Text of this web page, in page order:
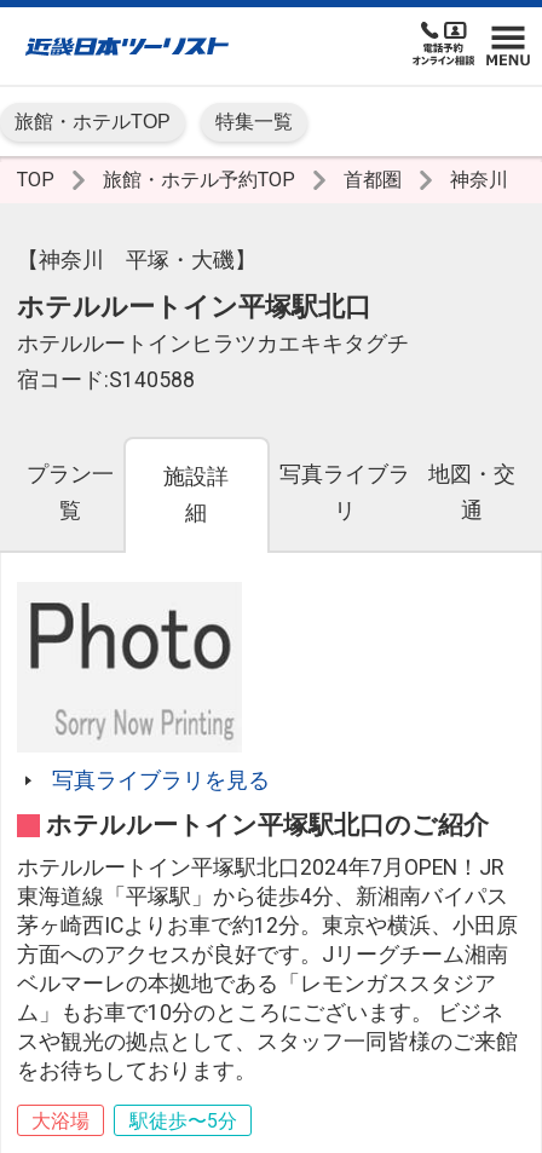
旅館・ホテルTOP 特集一覧
TOP 旅館・ホテル予約TOP 首都圏 神奈川
【神奈川 平塚・大磯】
ホテルルートイン平塚駅北口
ホテルルートインヒラツカエキキタグチ
宿コード:S140588
プラン一
覧
施設詳
細
写真ライブラ
リ
地図・交
通
写真ライブラリを見る
ホテルルートイン平塚駅北口のご紹介
ホテルルートイン平塚駅北口2024年7月OPEN！JR
東海道線「平塚駅」から徒歩4分、新湘南バイパス
茅ヶ崎西ICよりお車で約12分。東京や横浜、小田原
方面へのアクセスが良好です。Jリーグチーム湘南
ベルマーレの本拠地である「レモンガススタジア
ム」もお車で10分のところにございます。 ビジネ
スや観光の拠点として、スタッフ一同皆様のご来館
をお待ちしております。
大浴場 駅徒歩〜5分